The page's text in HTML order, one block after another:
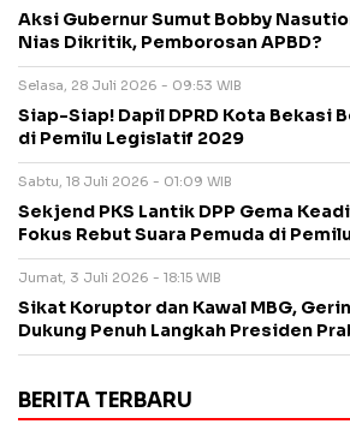
Aksi Gubernur Sumut Bobby
Nias Dikritik, Pemborosan APBD?
Selasa, 28 Juli 2026 - 09:53 WIB
Siap-Siap! Dapil DPRD Kota Bekasi
di Pemilu Legislatif 2029
Sabtu, 18 Juli 2026 - 01:09 WIB
Sekjend PKS Lantik DPP Gema
Fokus Rebut Suara Pemuda di
Jumat, 3 Juli 2026 - 18:15 WIB
Sikat Koruptor dan Kawal MBG,
Dukung Penuh Langkah Presiden
BERITA TERBARU